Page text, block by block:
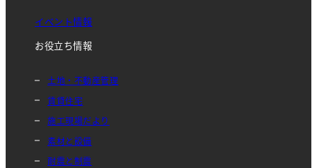
イベント情報
お役立ち情報
土地・不動産管理
賃貸住宅
施工現場だより
素材と設備
耐震と制震